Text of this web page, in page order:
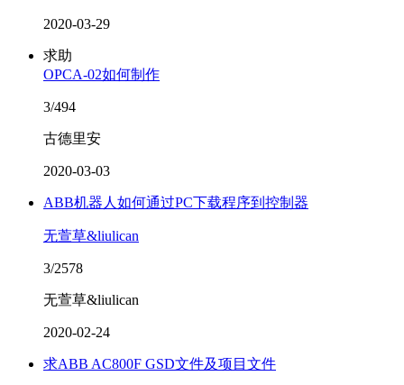
2020-03-29
求助
OPCA-02如何制作
3/494
古德里安
2020-03-03
ABB机器人如何通过PC下载程序到控制器
无萱草&liulican
3/2578
无萱草&liulican
2020-02-24
求ABB AC800F GSD文件及项目文件